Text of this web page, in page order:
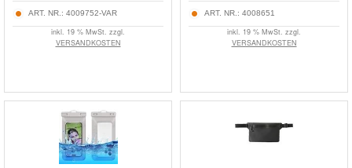
ART. NR.: 4009752-VAR
inkl. 19 % MwSt. zzgl.
VERSANDKOSTEN
ART. NR.: 4008651
inkl. 19 % MwSt. zzgl.
VERSANDKOSTEN